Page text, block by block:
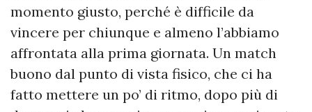
momento giusto, perché è difficile da
vincere per chiunque e almeno l’abbiamo
affrontata alla prima giornata. Un match
buono dal punto di vista fisico, che ci ha
fatto mettere un po’ di ritmo, dopo più di